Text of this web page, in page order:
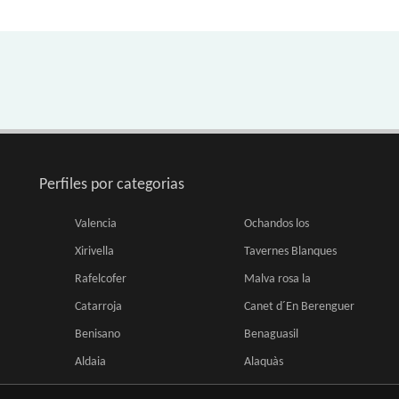
Perfiles por categorias
Valencia Ochandos los
Xirivella Tavernes Blanques
Rafelcofer Malva rosa la
Catarroja Canet d´En Berenguer
Benisano Benaguasil
Aldaia Alaquàs